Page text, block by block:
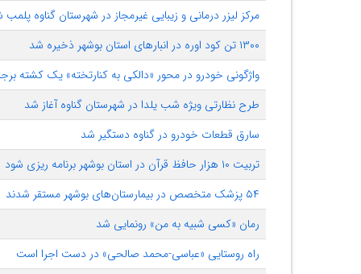
مرکز لیزر درمانی و زیبایی غیرمجاز در شهرستان گناوه
۱۳۰۰ تن کود اوره در انبارهای استان بوشهر ذخیره شد
واژگونی خودرو در محور «دالکی به کنارتخته» یک کشته
طرح نظارتی ویژه شب یلدا در شهرستان گناوه آغاز شد
سارق قطعات خودرو در گناوه دستگیر شد
تربیت ۱۰ هزار حافظ قرآن در استان بوشهر برنامه ریزی شود
۵۴ پزشک متخصص در بیمارستان‌های بوشهر مستقر شدند
رمان «کسی شبیه به من» رونمایی شد
راه روستایی «عباسی-محمد صالحی» در دست اجرا است